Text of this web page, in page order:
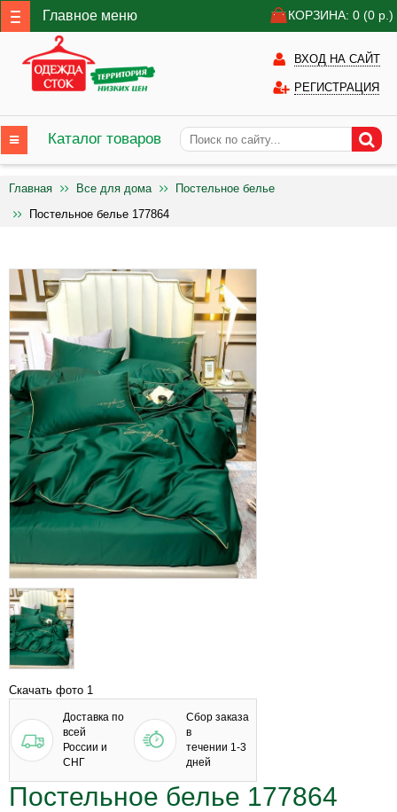
Главное меню КОРЗИНА: 0 (0 р.)
ВХОД НА САЙТ
РЕГИСТРАЦИЯ
Каталог товаров
Главная Все для дома
Постельное белье
Постельное белье 177864
Скачать фото 1
Доставка по
всей
России и
СНГ
Сбор заказа
в
течении 1-3
дней
Постельное белье 177864